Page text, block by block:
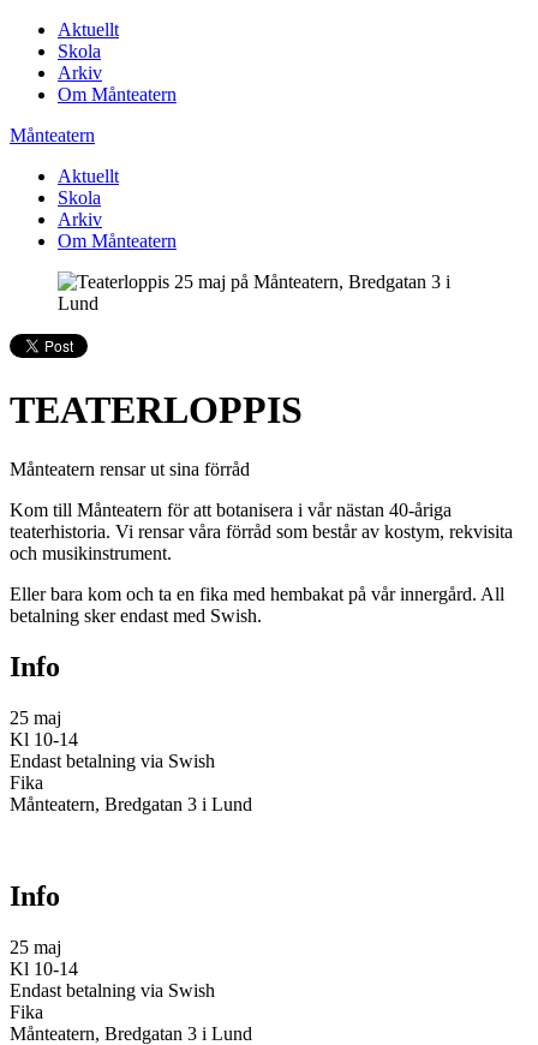
Aktuellt
Skola
Arkiv
Om Månteatern
Månteatern
Aktuellt
Skola
Arkiv
Om Månteatern
TEATERLOPPIS
Månteatern rensar ut sina förråd
Kom till Månteatern för att botanisera i vår nästan 40-åriga
teaterhistoria. Vi rensar våra förråd som består av kostym, rekvisita
och musikinstrument.
Eller bara kom och ta en fika med hembakat på vår innergård. All
betalning sker endast med Swish.
Info
25 maj
Kl 10-14
Endast betalning via Swish
Fika
Månteatern, Bredgatan 3 i Lund
Info
25 maj
Kl 10-14
Endast betalning via Swish
Fika
Månteatern, Bredgatan 3 i Lund